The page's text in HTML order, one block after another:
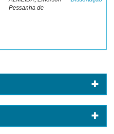
Pessanha de